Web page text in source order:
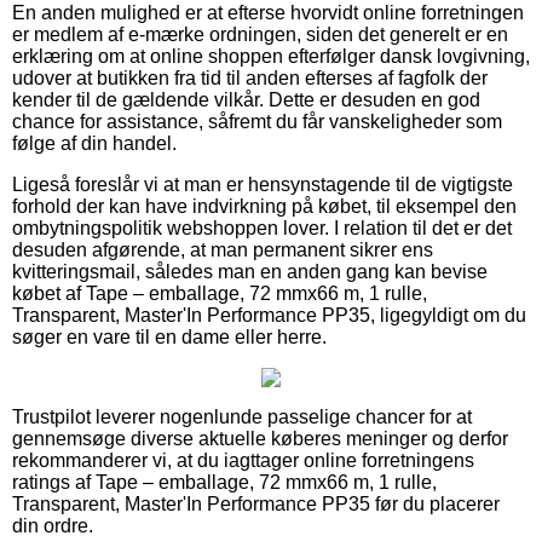
En anden mulighed er at efterse hvorvidt online forretningen
er medlem af e-mærke ordningen, siden det generelt er en
erklæring om at online shoppen efterfølger dansk lovgivning,
udover at butikken fra tid til anden efterses af fagfolk der
kender til de gældende vilkår. Dette er desuden en god
chance for assistance, såfremt du får vanskeligheder som
følge af din handel.
Ligeså foreslår vi at man er hensynstagende til de vigtigste
forhold der kan have indvirkning på købet, til eksempel den
ombytningspolitik webshoppen lover. I relation til det er det
desuden afgørende, at man permanent sikrer ens
kvitteringsmail, således man en anden gang kan bevise
købet af Tape – emballage, 72 mmx66 m, 1 rulle,
Transparent, Master'In Performance PP35, ligegyldigt om du
søger en vare til en dame eller herre.
Trustpilot leverer nogenlunde passelige chancer for at
gennemsøge diverse aktuelle køberes meninger og derfor
rekommanderer vi, at du iagttager online forretningens
ratings af Tape – emballage, 72 mmx66 m, 1 rulle,
Transparent, Master'In Performance PP35 før du placerer
din ordre.